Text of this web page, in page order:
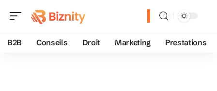
B2B Conseils Droit Marketing Prestations